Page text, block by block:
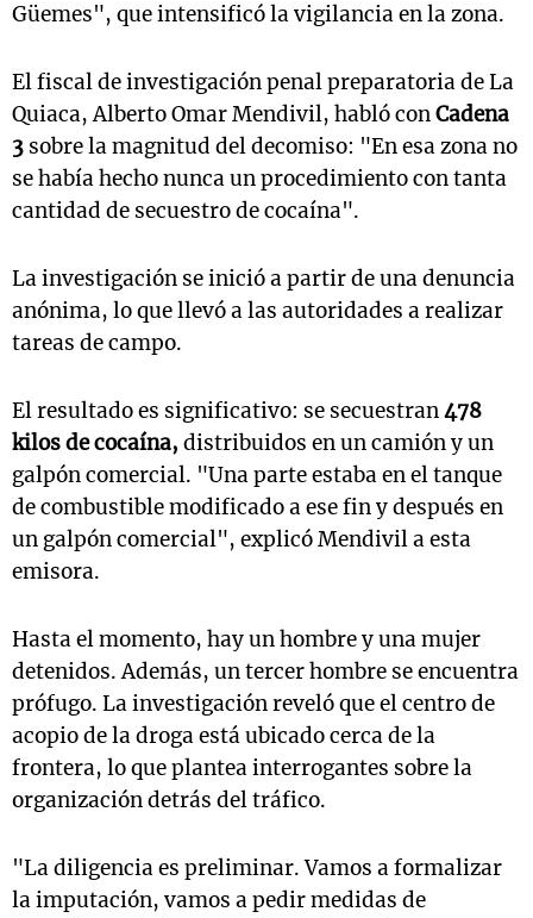
Güemes", que intensificó la vigilancia en la zona.
El fiscal de investigación penal preparatoria de La
Quiaca, Alberto Omar Mendivil, habló conCadena
3 sobre la magnitud del decomiso: "En esa zona no
se había hecho nunca un procedimiento con tanta
cantidad de secuestro de cocaína".
La investigación se inició a partir de una denuncia
anónima, lo que llevó a las autoridades a realizar
tareas de campo.
El resultado es significativo: se secuestran478
kilos de cocaína, distribuidos en un camión y un
galpón comercial. "Una parte estaba en el tanque
de combustible modificado a ese fin y después en
un galpón comercial", explicó Mendivil a esta
emisora.
Hasta el momento, hay un hombre y una mujer
detenidos. Además, un tercer hombre se encuentra
prófugo. La investigación reveló que el centro de
acopio de la droga está ubicado cerca de la
frontera, lo que plantea interrogantes sobre la
organización detrás del tráfico.
"La diligencia es preliminar. Vamos a formalizar
la imputación, vamos a pedir medidas de